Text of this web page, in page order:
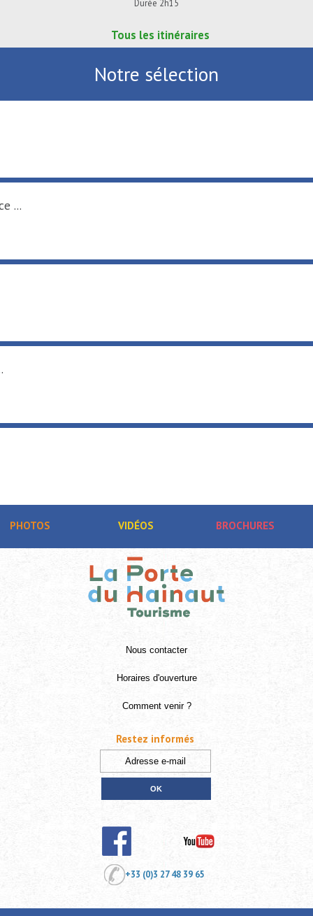
Durée 2h15
Tous les itinéraires
Notre sélection
...
PHOTOS VIDÉOS BROCHURES
Nous contacter
Horaires d'ouverture
Comment venir ?
+33 (0)3 27 48 39 65
Restez informés